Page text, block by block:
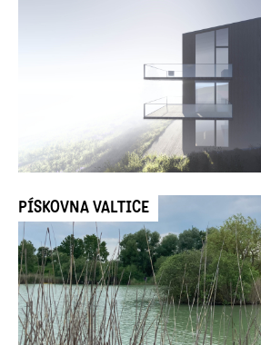
PÍSKOVNA VALTICE